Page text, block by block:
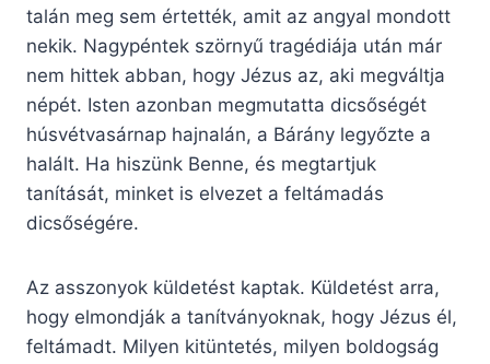
talán meg sem értették, amit az angyal mondott
nekik. Nagypéntek szörnyű tragédiája után már
nem hittek abban, hogy Jézus az, aki megváltja
népét. Isten azonban megmutatta dicsőségét
húsvétvasárnap hajnalán, a Bárány legyőzte a
halált. Ha hiszünk Benne, és megtartjuk
tanítását, minket is elvezet a feltámadás
dicsőségére.
Az asszonyok küldetést kaptak. Küldetést arra,
hogy elmondják a tanítványoknak, hogy Jézus él,
feltámadt. Milyen kitüntetés, milyen boldogság